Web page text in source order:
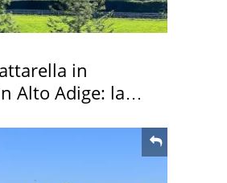
in
Alto Adige: la